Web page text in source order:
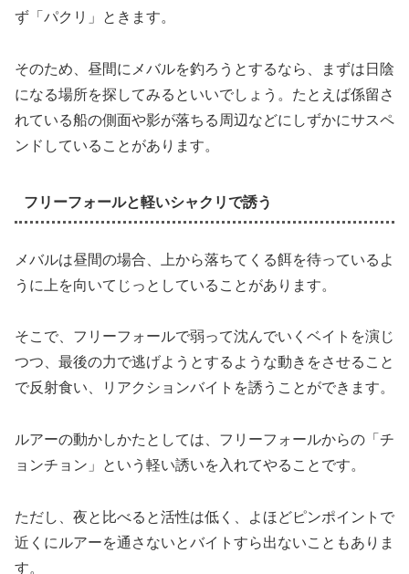
ず「パクリ」ときます。
そのため、昼間にメバルを釣ろうとするなら、まずは日陰
になる場所を探してみるといいでしょう。たとえば係留さ
れている船の側面や影が落ちる周辺などにしずかにサスペ
ンドしていることがあります。
フリーフォールと軽いシャクリで誘う
メバルは昼間の場合、上から落ちてくる餌を待っているよ
うに上を向いてじっとしていることがあります。
そこで、フリーフォールで弱って沈んでいくベイトを演じ
つつ、最後の力で逃げようとするような動きをさせること
で反射食い、リアクションバイトを誘うことができます。
ルアーの動かしかたとしては、フリーフォールからの「チ
ョンチョン」という軽い誘いを入れてやることです。
ただし、夜と比べると活性は低く、よほどピンポイントで
近くにルアーを通さないとバイトすら出ないこともありま
す。